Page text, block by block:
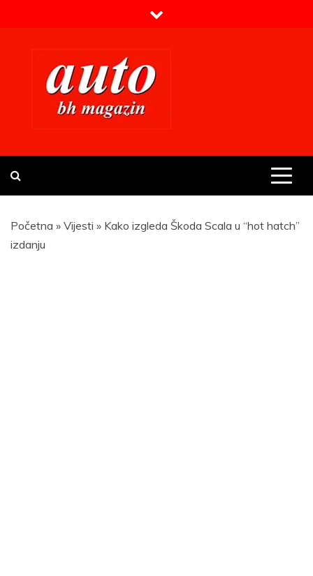
Prvi BH auto magazin
Početna » Vijesti » Kako izgleda Škoda Scala u “hot hatch”
izdanju